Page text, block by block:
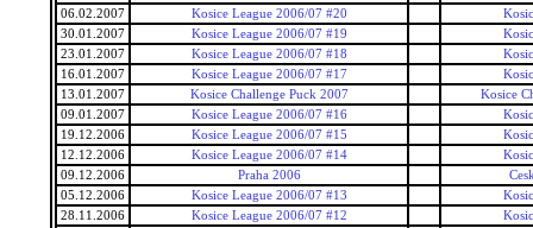
06.02.2007 Kosice League 2006/07 #20
30.01.2007
Kosice League 2006/07 #19
23.01.2007
Kosice League 2006/07 #18
16.01.2007
Kosice League 2006/07 #17
13.01.2007
Kosice Challenge Puck 2007
Kosice
09.01.2007
Kosice League 2006/07 #16
19.12.2006
Kosice League 2006/07 #15
12.12.2006
Kosice League 2006/07 #14
09.12.2006
Praha 2006
05.12.2006
Kosice League 2006/07 #13
28.11.2006
Kosice League 2006/07 #12